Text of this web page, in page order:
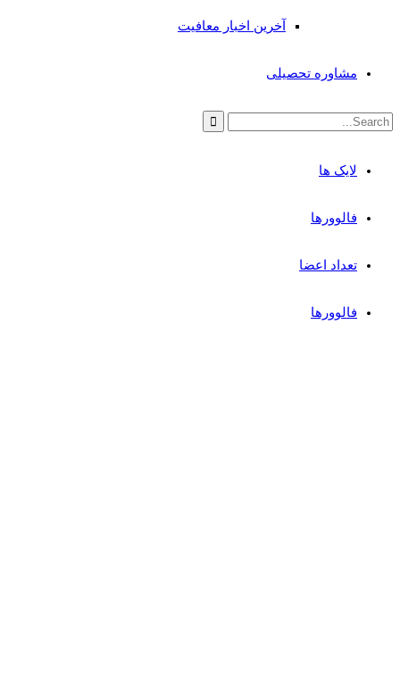
آخرین اخبار معافیت
مشاوره تحصیلی
لایک ها
فالوورها
تعداد اعضا
فالوورها